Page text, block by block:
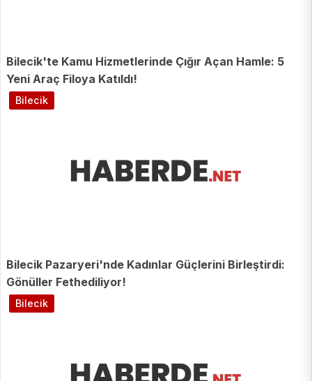
Bilecik'te Kamu Hizmetlerinde Çığır Açan Hamle: 5
Yeni Araç Filoya Katıldı!
Bilecik Pazaryeri'nde Kadınlar Güçlerini Birleştirdi:
Gönüller Fethediliyor!
Bilecik
Bilecik